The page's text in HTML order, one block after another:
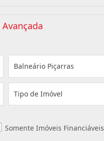
Avançada
Balneário Piçarras
Tipo de Imóvel
Somente Imóveis Financiáveis